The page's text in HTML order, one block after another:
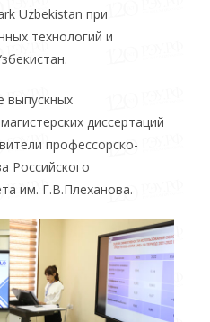
Uzbekistan при
технологий и
выпускных
диссертаций
профессорско-
Российского
им. Г.В.Плеханова.